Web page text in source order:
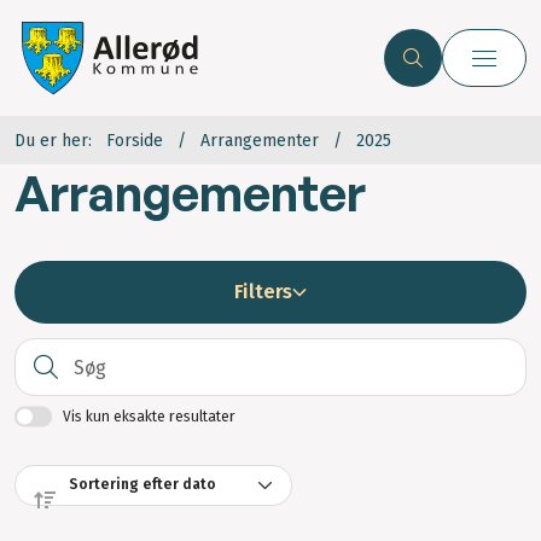
Du er her: Forside Arrangementer 2025
Arrangementer
Filters
Vis kun eksakte resultater